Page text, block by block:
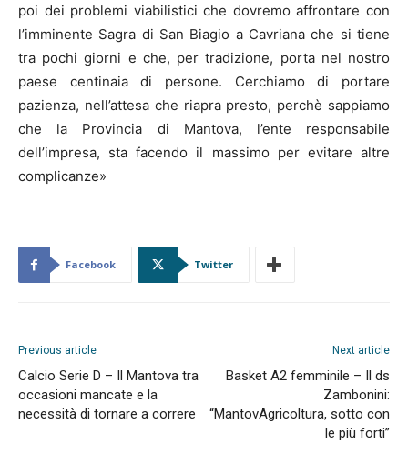
poi dei problemi viabilistici che dovremo affrontare con
l’imminente Sagra di San Biagio a Cavriana che si tiene
tra pochi giorni e che, per tradizione, porta nel nostro
paese centinaia di persone. Cerchiamo di portare
pazienza, nell’attesa che riapra presto, perchè sappiamo
che la Provincia di Mantova, l’ente responsabile
dell’impresa, sta facendo il massimo per evitare altre
complicanze»
Facebook Twitter
Previous article
Calcio Serie D – Il Mantova tra
occasioni mancate e la
necessità di tornare a correre
Next article
Basket A2 femminile – Il ds
Zambonini:
“MantovAgricoltura, sotto con
le più forti”